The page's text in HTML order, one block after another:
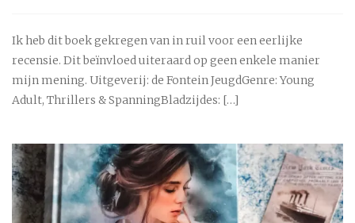
Ik heb dit boek gekregen van in ruil voor een eerlijke
recensie. Dit beïnvloed uiteraard op geen enkele manier
mijn mening. Uitgeverij: de Fontein JeugdGenre: Young
Adult, Thrillers & SpanningBladzijdes: […]